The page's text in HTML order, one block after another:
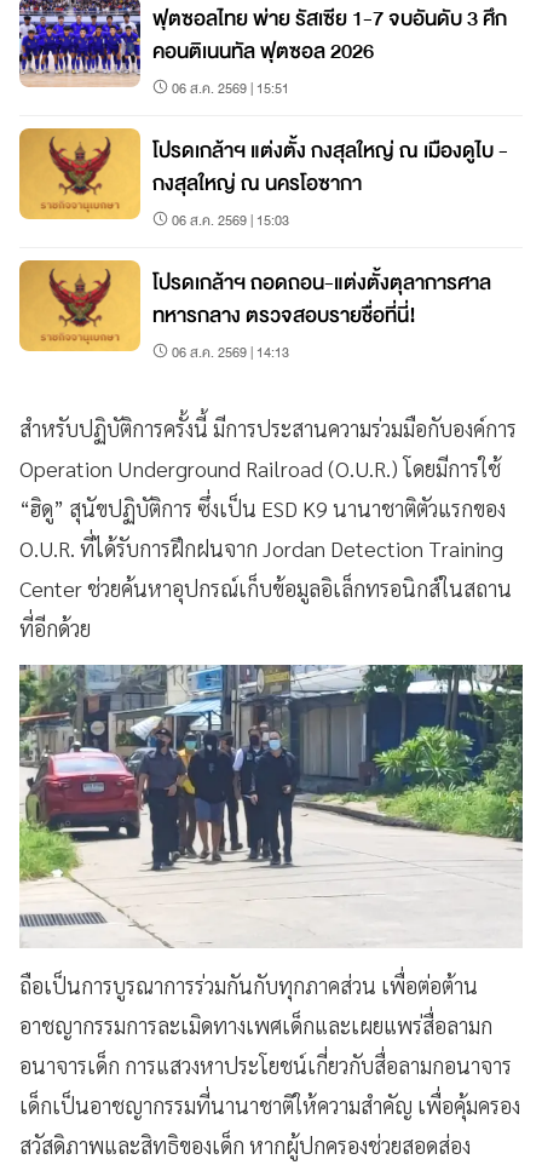
ฟุตซอลไทย พ่าย รัสเซีย 1-7 จบอันดับ 3 ศึก
คอนติเนนทัล ฟุตซอล 2026
06 ส.ค. 2569 | 15:51
โปรดเกล้าฯ แต่งตั้ง กงสุลใหญ่ ณ เมืองดูไบ -
กงสุลใหญ่ ณ นครโอซากา
06 ส.ค. 2569 | 15:03
โปรดเกล้าฯ ถอดถอน-แต่งตั้งตุลาการศาล
ทหารกลาง ตรวจสอบรายชื่อที่นี่!
06 ส.ค. 2569 | 14:13
สำหรับปฏิบัติการครั้งนี้ มีการประสานความร่วมมือกับองค์การ
Operation Underground Railroad (O.U.R.) โดยมีการใช้
“ฮิดู” สุนัขปฏิบัติการ ซึ่งเป็น ESD K9 นานาชาติตัวแรกของ
O.U.R. ที่ได้รับการฝึกฝนจาก Jordan Detection Training
Center ช่วยค้นหาอุปกรณ์เก็บข้อมูลอิเล็กทรอนิกส์ในสถาน
ที่อีกด้วย
ถือเป็นการบูรณาการร่วมกันกับทุกภาคส่วน เพื่อต่อต้าน
อาชญากรรมการละเมิดทางเพศเด็กและเผยแพร่สื่อลามก
อนาจารเด็ก การแสวงหาประโยชน์เกี่ยวกับสื่อลามกอนาจาร
เด็กเป็นอาชญากรรมที่นานาชาติให้ความสำคัญ เพื่อคุ้มครอง
สวัสดิภาพและสิทธิของเด็ก หากผู้ปกครองช่วยสอดส่อง